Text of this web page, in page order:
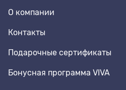
О компании
Контакты
Подарочные сертификаты
Бонусная программа VIVA
8 den
Полустельки